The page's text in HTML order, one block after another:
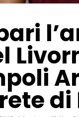
di